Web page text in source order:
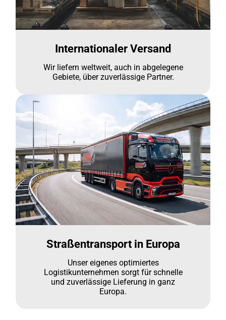
Internationaler Versand
Wir liefern weltweit, auch in abgelegene
Gebiete, über zuverlässige Partner.
Straßentransport in Europa
Unser eigenes optimiertes
Logistikunternehmen sorgt für schnelle
und zuverlässige Lieferung in ganz
Europa.